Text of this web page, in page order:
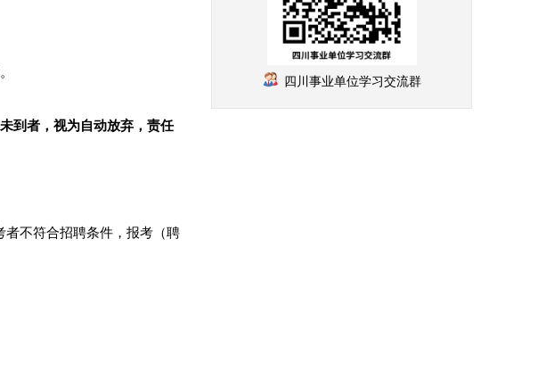
到者，视为自动放弃，责任
者不符合招聘条件，报考（聘
四川事业单位学习交流群